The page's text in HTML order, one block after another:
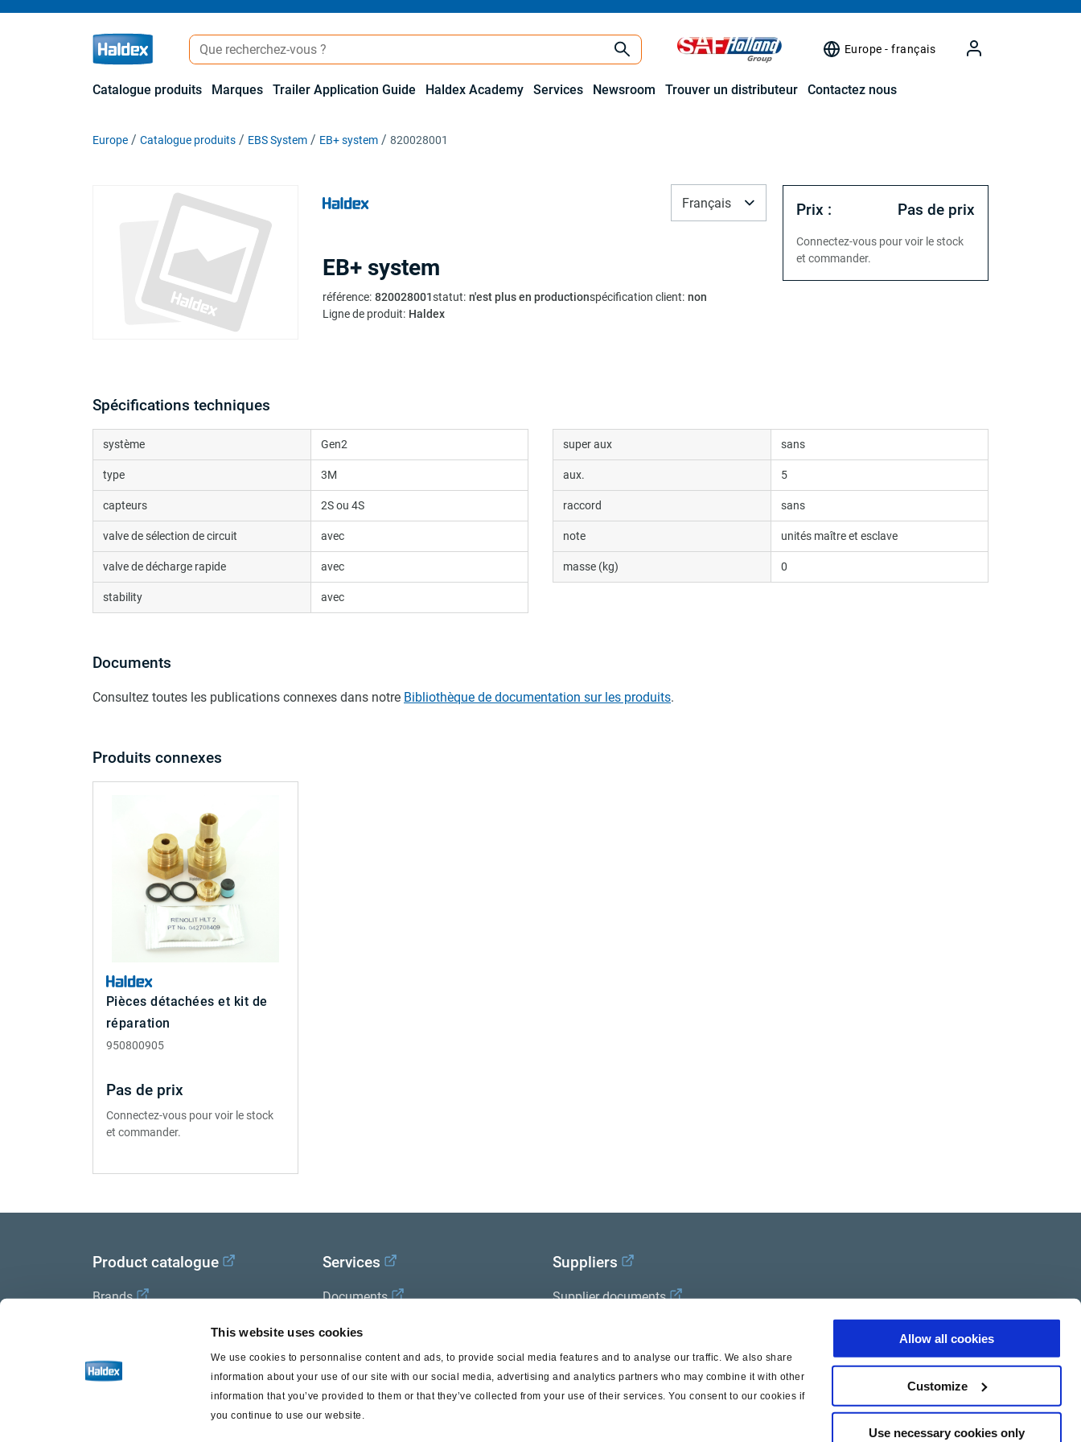
This website uses cookies
We use cookies to personnalise content and ads, to provide social media features and to analyse our traffic. We also share
information about your use of our site with our social media, advertising and analytics partners who may combine it with other
information that you’ve provided to them or that they’ve collected from your use of their services. You consent to our cookies if
you continue to use our website.
Allow all cookies
Customize
Use necessary cookies only
Europe - français
Catalogue produits Marques Trailer Application Guide Haldex Academy Services Newsroom Trouver un distributeur Contactez nous
Europe Catalogue produits EBS System EB+ system 820028001
EB+ system
référence: 820028001statut: n'est plus en productionspécification client: non
Ligne de produit: Haldex
Français Prix : Pas de prix
Connectez-vous pour voir le stock
et commander.
Spécifications techniques
système Gen2
type 3M
capteurs 2S ou 4S
valve de sélection de circuit avec
valve de décharge rapide avec
stability avec
super aux sans
aux. 5
raccord sans
note unités maître et esclave
masse (kg) 0
Documents
Consultez toutes les publications connexes dans notre Bibliothèque de documentation sur les produits.
Produits connexes
Pièces détachées et kit de
réparation
950800905
Pas de prix
Connectez-vous pour voir le stock
et commander.
Product catalogue
Brands
Trailer Application Guide
General terms and conditions of
sale
Services
Documents
Haldex Academy
Suppliers
Supplier documents